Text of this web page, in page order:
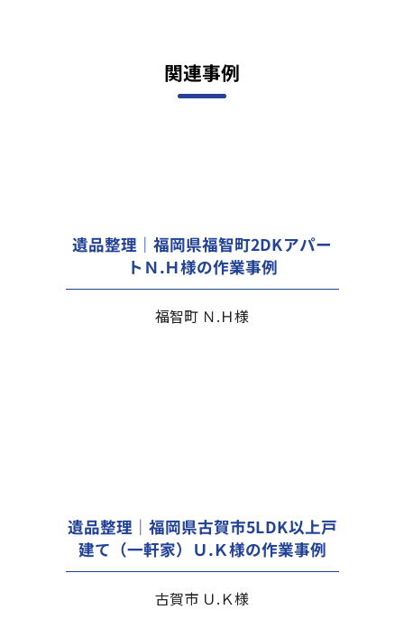
関連事例
遺品整理｜福岡県福智町2DKアパー
トＮ.Ｈ様の作業事例
福智町 Ｎ.Ｈ様
遺品整理｜福岡県古賀市5LDK以上戸
建て（一軒家）Ｕ.Ｋ様の作業事例
古賀市 Ｕ.Ｋ様